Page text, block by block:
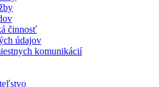
činnosť
údajov
komunikácií